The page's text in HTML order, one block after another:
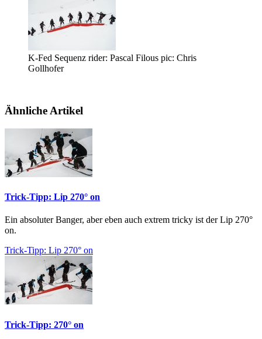
K-Fed Sequenz rider: Pascal Filous pic: Chris
Gollhofer
Ähnliche Artikel
Trick-Tipp: Lip 270° on
Ein absoluter Banger, aber eben auch extrem tricky ist der Lip 270°
on.
Trick-Tipp: Lip 270° on
Trick-Tipp: 270° on